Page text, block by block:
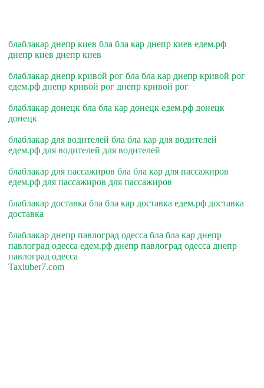
блаблакар днепр киев бла бла кар днепр киев едем.рф
днепр киев днепр киев
блаблакар днепр кривой рог бла бла кар днепр кривой рог
едем.рф днепр кривой рог днепр кривой рог
блаблакар донецк бла бла кар донецк едем.рф донецк
донецк
блаблакар для водителей бла бла кар для водителей
едем.рф для водителей для водителей
блаблакар для пассажиров бла бла кар для пассажиров
едем.рф для пассажиров для пассажиров
блаблакар доставка бла бла кар доставка едем.рф доставка
доставка
блаблакар днепр павлоград одесса бла бла кар днепр
павлоград одесса едем.рф днепр павлоград одесса днепр
павлоград одесса
Taxiuber7.com